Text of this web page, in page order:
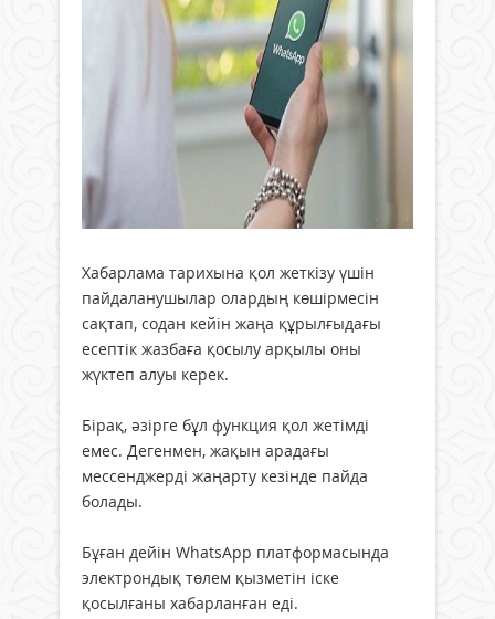
Хабарлама тарихына қол жеткізу үшін
пайдаланушылар олардың көшірмесін
сақтап, содан кейін жаңа құрылғыдағы
есептік жазбаға қосылу арқылы оны
жүктеп алуы керек.
Бірақ, әзірге бұл функция қол жетімді
емес. Дегенмен, жақын арадағы
мессенджерді жаңарту кезінде пайда
болады.
Бұған дейін WhatsApp платформасында
электрондық төлем қызметін іске
қосылғаны хабарланған еді.